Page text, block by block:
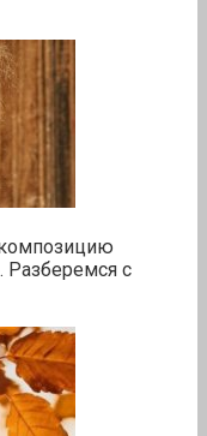
Разберемся с